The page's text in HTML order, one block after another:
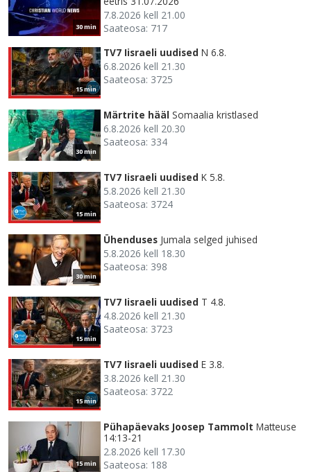
30 min
7.8.2026 kell 21.00
Saateosa: 717
15 min
TV7 Iisraeli uudised N 6.8.
6.8.2026 kell 21.30
Saateosa: 3725
30 min
Märtrite hääl Somaalia kristlased
6.8.2026 kell 20.30
Saateosa: 334
15 min
TV7 Iisraeli uudised K 5.8.
5.8.2026 kell 21.30
Saateosa: 3724
30 min
Ühenduses Jumala selged juhised
5.8.2026 kell 18.30
Saateosa: 398
15 min
TV7 Iisraeli uudised T 4.8.
4.8.2026 kell 21.30
Saateosa: 3723
15 min
TV7 Iisraeli uudised E 3.8.
3.8.2026 kell 21.30
Saateosa: 3722
15 min
Pühapäevaks Joosep Tammolt Matteuse
14:13-21
2.8.2026 kell 17.30
Saateosa: 188